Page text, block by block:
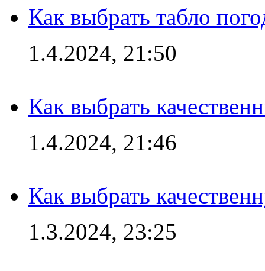
Как выбрать табло
1.4.2024, 21:50
Как выбрать
1.4.2024, 21:46
Как выбрать
1.3.2024, 23:25